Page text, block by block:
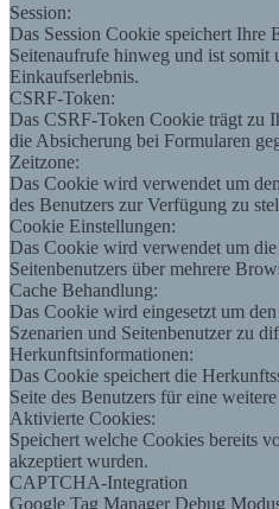
Session:
Das Session Cookie speichert Ihre
Seitenaufrufe hinweg und ist somit
Einkaufserlebnis.
CSRF-Token:
Das CSRF-Token Cookie trägt zu
die Absicherung bei Formularen
Zeitzone:
Das Cookie wird verwendet um
des Benutzers zur Verfügung zu
Cookie Einstellungen:
Das Cookie wird verwendet um
Seitenbenutzers über mehrere
Cache Behandlung:
Das Cookie wird eingesetzt um
Szenarien und Seitenbenutzer zu
Herkunftsinformationen:
Das Cookie speichert die
Seite des Benutzers für eine
Aktivierte Cookies:
Speichert welche Cookies bereits
akzeptiert wurden.
CAPTCHA-Integration
Google Tag Manager Debug